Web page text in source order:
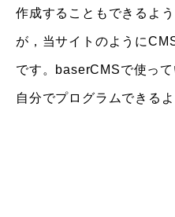
作成することもできるよ
が，当サイトのように
です。baserCMSで使っ
自分でプログラムできる